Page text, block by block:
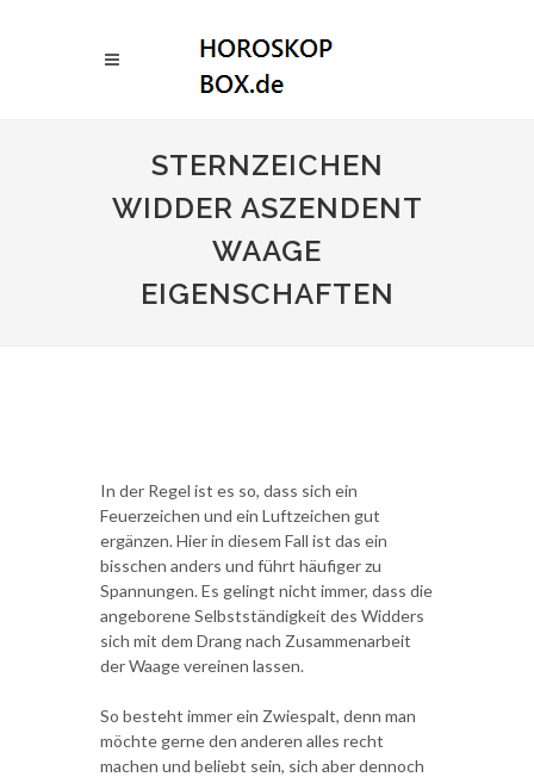
STERNZEICHEN
WIDDER ASZENDENT
WAAGE
EIGENSCHAFTEN
In der Regel ist es so, dass sich ein
Feuerzeichen und ein Luftzeichen gut
ergänzen. Hier in diesem Fall ist das ein
bisschen anders und führt häufiger zu
Spannungen. Es gelingt nicht immer, dass die
angeborene Selbstständigkeit des Widders
sich mit dem Drang nach Zusammenarbeit
der Waage vereinen lassen.
So besteht immer ein Zwiespalt, denn man
möchte gerne den anderen alles recht
machen und beliebt sein, sich aber dennoch